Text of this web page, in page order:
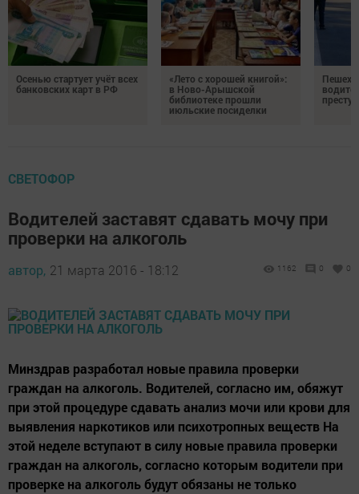
Осенью стартует учёт всех
банковских карт в РФ
«Лето с хорошей книгой»:
в Ново-Арышской
библиотеке прошли
июльские посиделки
СВЕТОФОР
Водителей заставят сдавать мочу при
проверки на алкоголь
автор, 21 марта 2016 - 18:12 1162 0 0
Минздрав разработал новые правила проверки
граждан на алкоголь. Водителей, согласно им, обяжут
при этой процедуре сдавать анализ мочи или крови для
выявления наркотиков или психотропных веществ На
этой неделе вступают в силу новые правила проверки
граждан на алкоголь, согласно которым водители при
проверке на алкоголь будут обязаны не только